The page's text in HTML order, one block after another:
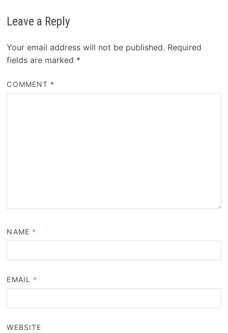
Leave a Reply
Your email address will not be published. Required
fields are marked *
COMMENT *
NAME *
EMAIL *
WEBSITE